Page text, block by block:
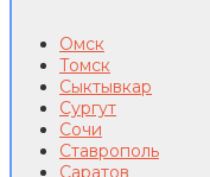
Омск
Томск
Сыктывкар
Сургут
Сочи
Ставрополь
Саратов